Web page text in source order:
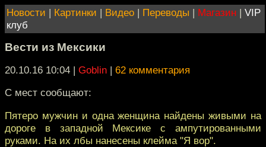
Новости | Картинки | Видео | Переводы | Магазин | VIP
клуб
Вести из Мексики
20.10.16 10:04 | Goblin | 62 комментария
С мест сообщают:
Пятеро мужчин и одна женщина найдены живыми на
дороге в западной Мексике с ампутированными
руками. На их лбы нанесены клейма "Я вор".